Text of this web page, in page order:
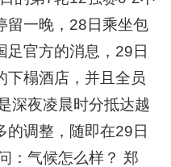
留一晚，28日乘坐包
足官方的消息，29日
下榻酒店，并且全员
深夜凌晨时分抵达越
的调整，随即在29日
：气候怎么样？ 郑